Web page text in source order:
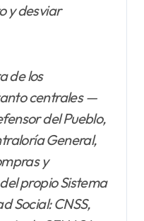
y desviar
de los
centrales —
del Pueblo,
General,
y
propio Sistema
Social: CNSS,